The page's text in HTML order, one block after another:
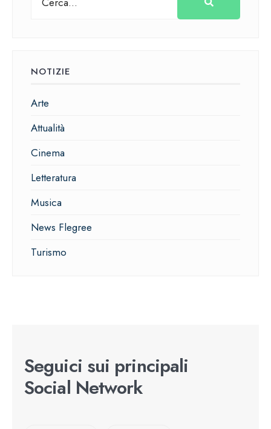
NOTIZIE
Arte
Attualità
Cinema
Letteratura
Musica
News Flegree
Turismo
Seguici sui principali
Social Network